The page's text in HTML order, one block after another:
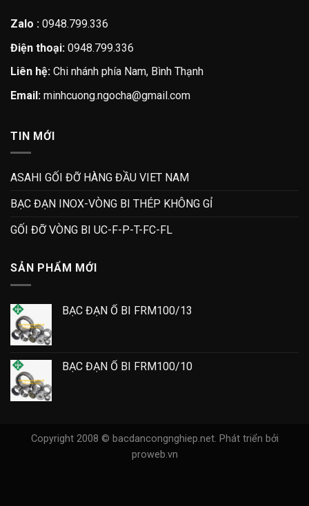
Zalo : 0948.799.336
Điện thoại: 0948.799.336
Liên hệ: Chi nhánh phía Nam, Bình Thạnh
Email: minhcuong.ngocha@gmail.com
TIN MỚI
ASAHI GỐI ĐỠ HÀNG ĐẦU VIET NAM
BẠC ĐẠN INOX-VÒNG BI THÉP KHÔNG GỈ
GỐI ĐỠ VÒNG BI UC-F-P-T-FC-FL
SẢN PHẨM MỚI
BẠC ĐẠN Ổ BI FRM100/13
BẠC ĐẠN Ổ BI FRM100/10
Copyright 2008 © bacdancongnghiep.net. Phát triển bởi
proweb.vn